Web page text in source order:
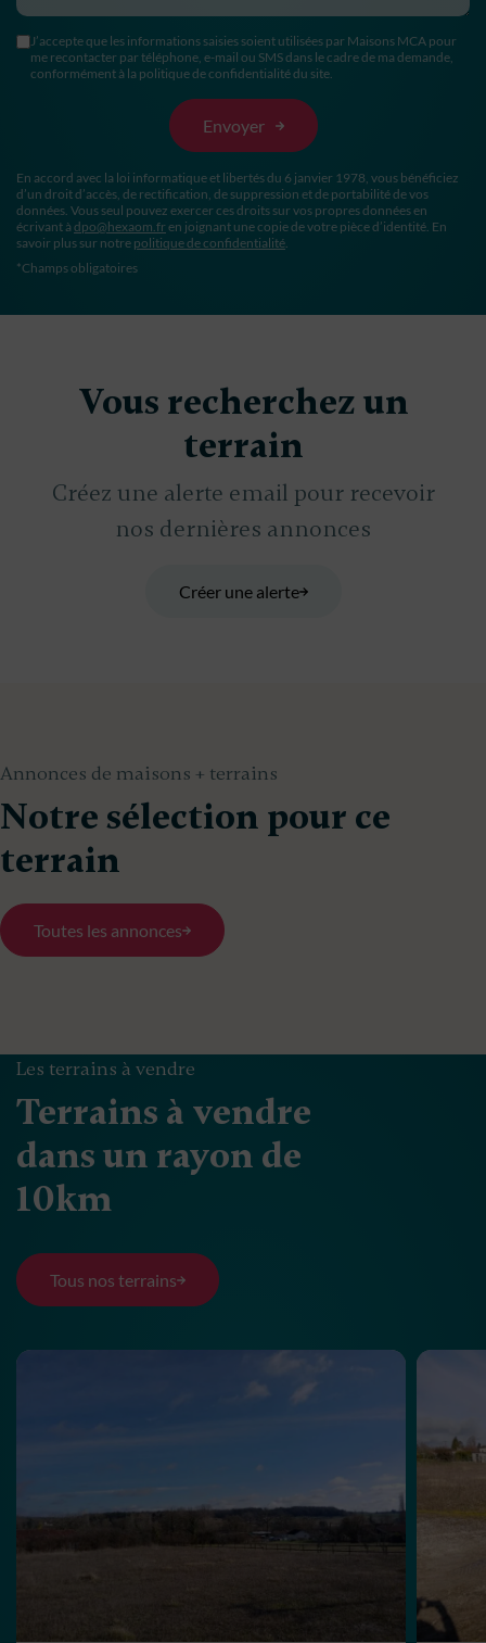
J’accepte que les informations saisies soient utilisées par Maisons MCA pour
me recontacter par téléphone, e-mail ou SMS dans le cadre de ma demande,
conformément à la politique de confidentialité du site.
En accord avec la loi informatique et libertés du 6 janvier 1978, vous bénéficiez
d’un droit d’accès, de rectification, de suppression et de portabilité de vos
données. Vous seul pouvez exercer ces droits sur vos propres données en
écrivant à dpo@hexaom.fr en joignant une copie de votre pièce d’identité. En
savoir plus sur notre politique de confidentialité.
*Champs obligatoires
Vous recherchez un
terrain
Créez une alerte email pour recevoir
nos dernières annonces
Créer une alerte
Annonces de maisons + terrains
Notre sélection pour ce
terrain
Toutes les annonces
Les terrains à vendre
Terrains à vendre
dans un rayon de
10km
Tous nos terrains